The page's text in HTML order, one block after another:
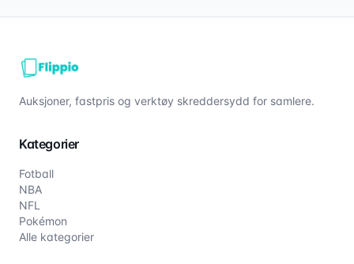
Auksjoner, fastpris og verktøy skreddersydd for samlere.
Kategorier
Fotball
NBA
NFL
Pokémon
Alle kategorier